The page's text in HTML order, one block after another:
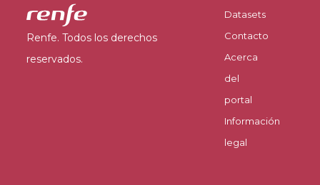
Renfe. Todos los derechos
reservados.
Datasets
Contacto
Acerca
del
portal
Información
legal